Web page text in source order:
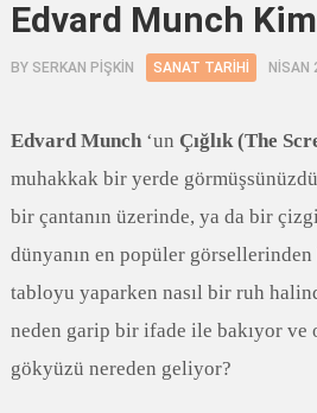
Edvard Munch
BY SERKAN PİŞKİN SANAT TARIHI NISAN
Edvard Munch‘un Çığlık (The
muhakkak bir yerde
bir çantanın üzerinde, ya da bir
dünyanın en popüler
tabloyu yaparken nasıl bir ruh
neden garip bir ifade ile bakıyor ve
gökyüzü nereden geliyor?